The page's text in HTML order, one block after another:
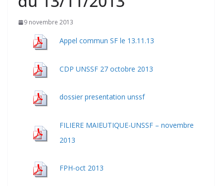
9 novembre 2013
Appel commun SF le 13.11.13
CDP UNSSF 27 octobre 2013
dossier presentation unssf
FILIERE MAIEUTIQUE-UNSSF – novembre
2013
FPH-oct 2013